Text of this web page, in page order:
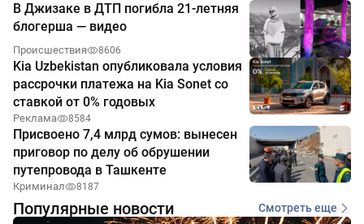
В Джизаке в ДТП погибла 21-летняя
блогерша — видео
Происшествия 8606
Kia Uzbekistan опубликовала условия
рассрочки платежа на Kia Sonet со
ставкой от 0% годовых
Реклама 8584
Присвоено 7,4 млрд сумов: вынесен
приговор по делу об обрушении
путепровода в Ташкенте
Криминал 8187
Популярные новости Смотреть еще